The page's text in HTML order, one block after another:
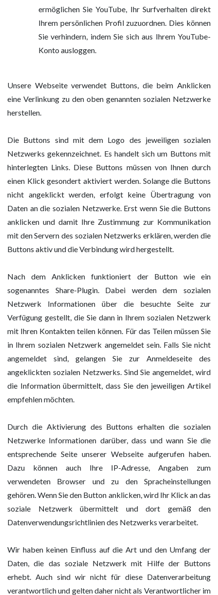
ermöglichen Sie YouTube, Ihr Surfverhalten direkt
Ihrem persönlichen Profil zuzuordnen. Dies können
Sie verhindern, indem Sie sich aus Ihrem YouTube-
Konto ausloggen.
Unsere Webseite verwendet Buttons, die beim Anklicken
eine Verlinkung zu den oben genannten sozialen Netzwerke
herstellen.
Die Buttons sind mit dem Logo des jeweiligen sozialen
Netzwerks gekennzeichnet. Es handelt sich um Buttons mit
hinterlegten Links. Diese Buttons müssen von Ihnen durch
einen Klick gesondert aktiviert werden. Solange die Buttons
nicht angeklickt werden, erfolgt keine Übertragung von
Daten an die sozialen Netzwerke. Erst wenn Sie die Buttons
anklicken und damit Ihre Zustimmung zur Kommunikation
mit den Servern des sozialen Netzwerks erklären, werden die
Buttons aktiv und die Verbindung wird hergestellt.
Nach dem Anklicken funktioniert der Button wie ein
sogenanntes Share-Plugin. Dabei werden dem sozialen
Netzwerk Informationen über die besuchte Seite zur
Verfügung gestellt, die Sie dann in Ihrem sozialen Netzwerk
mit Ihren Kontakten teilen können. Für das Teilen müssen Sie
in Ihrem sozialen Netzwerk angemeldet sein. Falls Sie nicht
angemeldet sind, gelangen Sie zur Anmeldeseite des
angeklickten sozialen Netzwerks. Sind Sie angemeldet, wird
die Information übermittelt, dass Sie den jeweiligen Artikel
empfehlen möchten.
Durch die Aktivierung des Buttons erhalten die sozialen
Netzwerke Informationen darüber, dass und wann Sie die
entsprechende Seite unserer Webseite aufgerufen haben.
Dazu können auch Ihre IP-Adresse, Angaben zum
verwendeten Browser und zu den Spracheinstellungen
gehören. Wenn Sie den Button anklicken, wird Ihr Klick an das
soziale Netzwerk übermittelt und dort gemäß den
Datenverwendungsrichtlinien des Netzwerks verarbeitet.
Wir haben keinen Einfluss auf die Art und den Umfang der
Daten, die das soziale Netzwerk mit Hilfe der Buttons
erhebt. Auch sind wir nicht für diese Datenverarbeitung
verantwortlich und gelten daher nicht als Verantwortlicher im